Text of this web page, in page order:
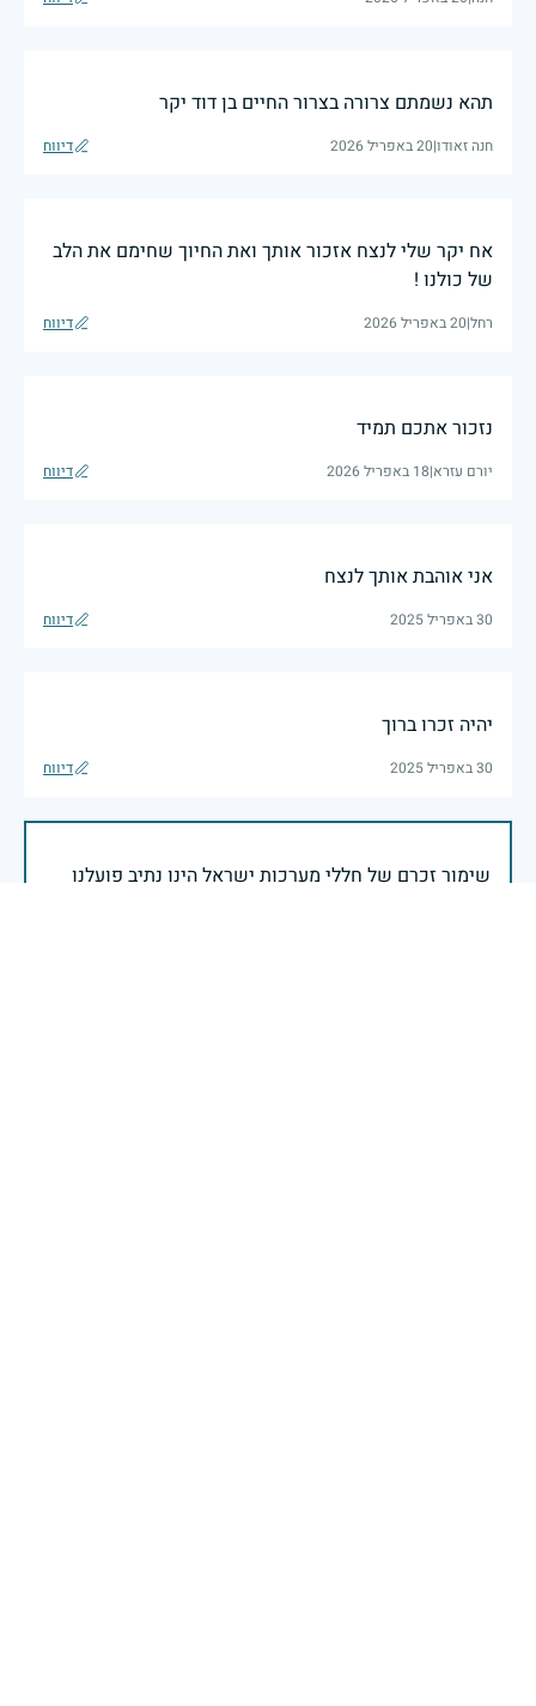
תהא נשמתם צרורה בצרור החיים בן דוד יקר
חנה זאודו|20 באפריל 2026 דיווח
אח יקר שלי לנצח אזכור אותך ואת החיוך שחימם את הלב
של כולנו !
רחל|20 באפריל 2026 דיווח
נזכור אתכם תמיד
יורם עזרא|18 באפריל 2026 דיווח
אני אוהבת אותך לנצח
30 באפריל 2025 דיווח
יהיה זכרו ברוך
30 באפריל 2025 דיווח
שימור זכרם של חללי מערכות ישראל הינו נתיב פועלנו